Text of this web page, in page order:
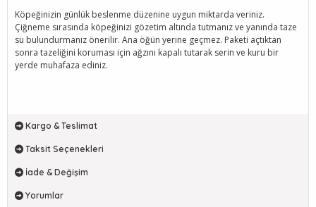
Köpeğinizin günlük beslenme düzenine uygun miktarda veriniz.
Çiğneme sırasında köpeğinizi gözetim altında tutmanız ve yanında taze
su bulundurmanız önerilir. Ana öğün yerine geçmez. Paketi açtıktan
sonra tazeliğini koruması için ağzını kapalı tutarak serin ve kuru bir
yerde muhafaza ediniz.
Kargo & Teslimat
Taksit Seçenekleri
İade & Değişim
Yorumlar